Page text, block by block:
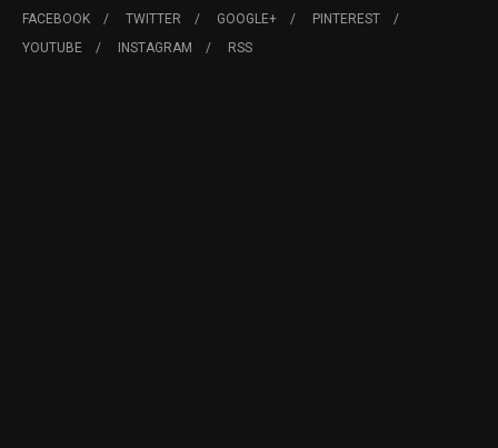
FACEBOOK TWITTER GOOGLE+
PINTEREST
YOUTUBE
INSTAGRAM RSS